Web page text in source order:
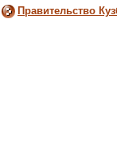
Правительство